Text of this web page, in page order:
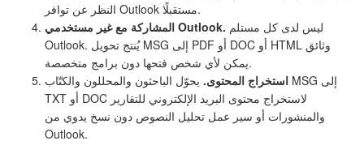
النظر عن توافر Outlook مستقبلًا.
المشاركة مع غير مستخدمي Outlook.
Outlook. يُنتج تحويل MSG إلى PDF أو DOC أو HTML وثائق
يمكن لأي شخص فتحها دون برامج متخصصة.
استخراج المحتوى. يحوّل الباحثون والمحللون والكتّاب MSG إلى
TXT أو DOC لاستخراج محتوى البريد الإلكتروني للتقارير
والمنشورات أو سير عمل تحليل النصوص دون نسخ يدوي من
Outlook.